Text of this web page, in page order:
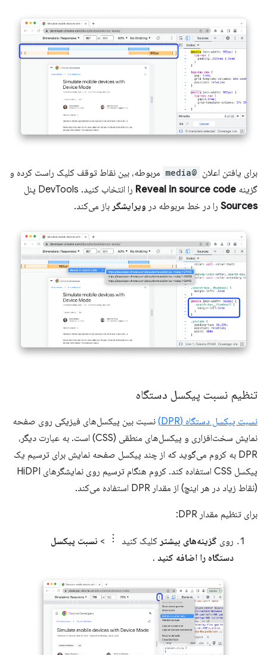
برای یافتن اعلان @media
مربوطه، بین نقاط توقف کلیک راست کرده و
گزینه Reveal in source code را انتخاب کنید. DevTools پنل
Sources را در خط مربوطه در ویرایشگر باز می‌کند.
تنظیم نسبت پیکسل دستگاه
نسبت پیکسل دستگاه (DPR)
نسبت بین پیکسل‌های فیزیکی روی صفحه
نمایش سخت‌افزاری و پیکسل‌های منطقی (CSS) است. به عبارت دیگر،
DPR به کروم می‌گوید که از چند پیکسل صفحه نمایش برای ترسیم یک
پیکسل CSS استفاده کند. کروم هنگام ترسیم روی نمایشگرهای HiDPI
(نقاط زیاد در هر اینچ) از مقدار DPR استفاده می‌کند.
برای تنظیم مقدار DPR:
روی گزینه‌های بیشتر کلیک کنید > نسبت پیکسل
دستگاه را اضافه کنید .